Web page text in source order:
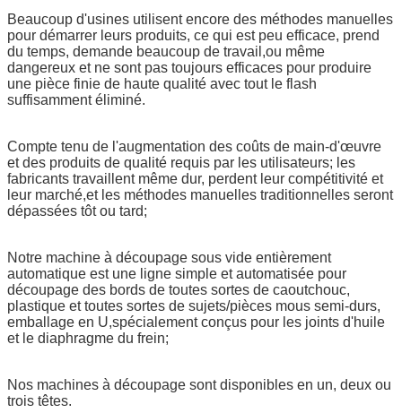
Beaucoup d'usines utilisent encore des méthodes manuelles
pour démarrer leurs produits, ce qui est peu efficace, prend
du temps, demande beaucoup de travail,ou même
dangereux et ne sont pas toujours efficaces pour produire
une pièce finie de haute qualité avec tout le flash
suffisamment éliminé.
Compte tenu de l'augmentation des coûts de main-d'œuvre
et des produits de qualité requis par les utilisateurs; les
fabricants travaillent même dur, perdent leur compétitivité et
leur marché,et les méthodes manuelles traditionnelles seront
dépassées tôt ou tard;
Notre machine à découpage sous vide entièrement
automatique est une ligne simple et automatisée pour
découpage des bords de toutes sortes de caoutchouc,
plastique et toutes sortes de sujets/pièces mous semi-durs,
emballage en U,spécialement conçus pour les joints d'huile
et le diaphragme du frein;
Nos machines à découpage sont disponibles en un, deux ou
trois têtes.